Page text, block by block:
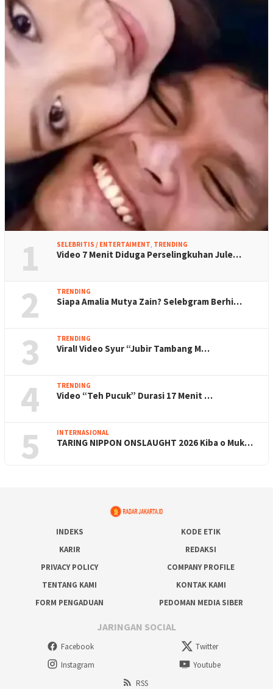
1 SELEBRITIS / ENTERTAIMENT, TRENDING
Video 7 Menit Diduga Perselingkuhan Jule…
2 TRENDING
Siapa Amalia Mutya Zain? Selebgram Berhi…
3 TRENDING
Viral! Video Syur “Jubir Tambang M…
4 TRENDING
Video “Teh Pucuk” Durasi 17 Menit …
5 INTERNASIONAL
TARING NIPPON ONSLAUGHT 2026 Kiba o Muk…
INDEKS
KODE ETIK
KARIR
REDAKSI
PRIVACY POLICY
COMPANY PROFILE
TENTANG KAMI
KONTAK KAMI
FORM PENGADUAN
PEDOMAN MEDIA SIBER
JARINGAN SOCIAL
Facebook
Twitter
Instagram
Youtube
RSS